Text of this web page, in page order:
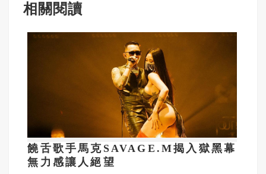
相關閱讀
饒舌歌手馬克SAVAGE.M揭入獄黑幕
無力感讓人絕望